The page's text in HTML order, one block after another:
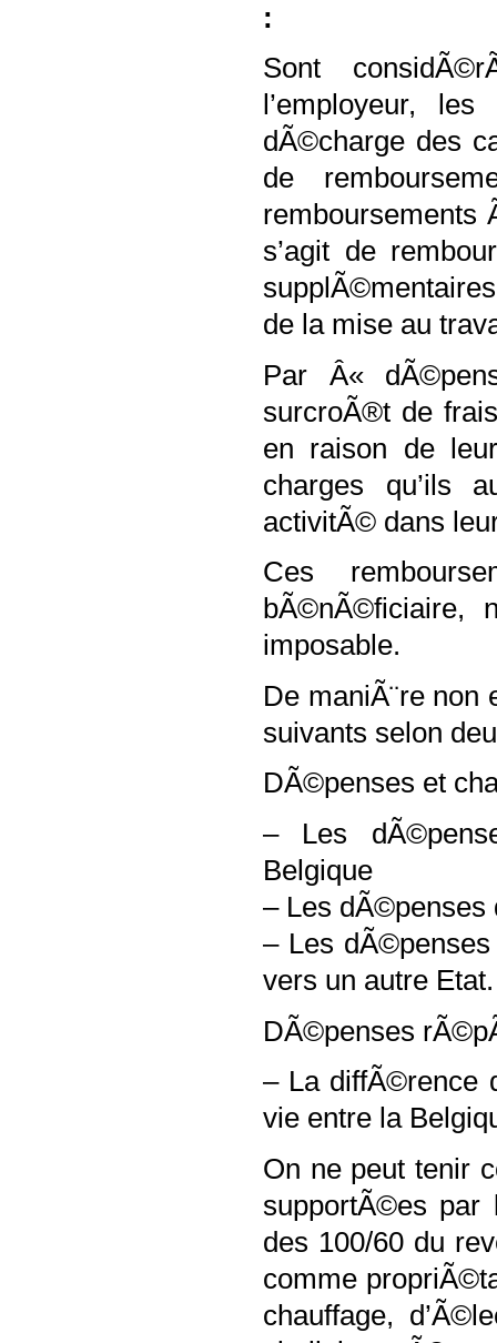
:
Sont
l’employeur,
dÃ©charge des
de
remboursements
s’agit de
de la mise au
Par Â«
surcroÃ®t de
en raison de
charges qu’ils
activitÃ© dans
Ces
bÃ©nÃ©ficiaire,
imposable.
De maniÃ¨re non
suivants selon
DÃ©penses et
– Les
Belgique
– Les dÃ©penses
– Les
vers un autre Etat.
DÃ©penses
– La diffÃ©rence
vie entre la
On ne peut tenir
supportÃ©es
des 100/60 du
comme
chauffage,